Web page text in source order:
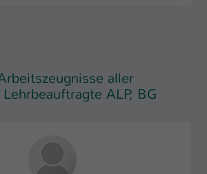
aller
ALP, BG